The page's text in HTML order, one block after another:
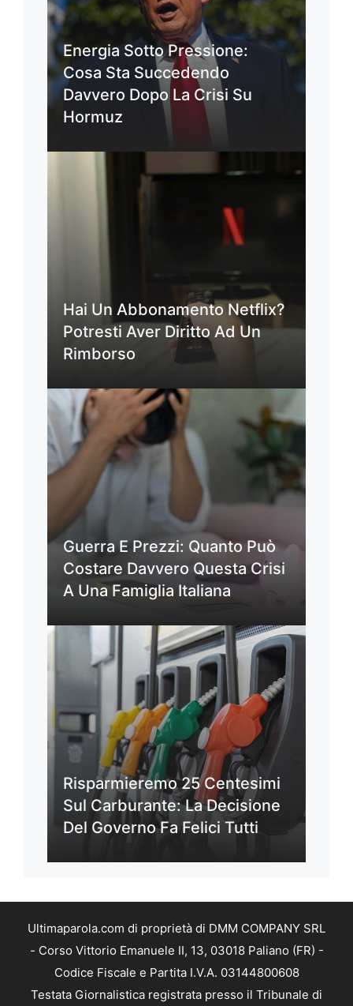
Energia Sotto Pressione:
Cosa Sta Succedendo
Davvero Dopo La Crisi Su
Hormuz
Hai Un Abbonamento Netflix?
Potresti Aver Diritto Ad Un
Rimborso
Guerra E Prezzi: Quanto Può
Costare Davvero Questa Crisi
A Una Famiglia Italiana
Risparmieremo 25 Centesimi
Sul Carburante: La Decisione
Del Governo Fa Felici Tutti
Ultimaparola.com di proprietà di DMM COMPANY SRL
- Corso Vittorio Emanuele II, 13, 03018 Paliano (FR) -
Codice Fiscale e Partita I.V.A. 03144800608
Testata Giornalistica registrata presso il Tribunale di